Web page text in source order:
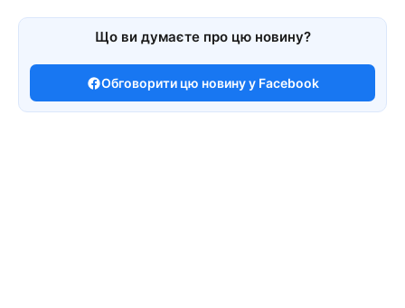
Що ви думаєте про цю новину?
Обговорити цю новину у Facebook